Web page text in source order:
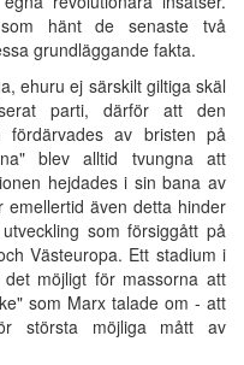
hänt de senaste två
grundläggande fakta.
ehuru ej särskilt giltiga skäl
parti, därför att den
fördärvades av bristen på
blev alltid tvungna att
hejdades i sin bana av
även detta hinder
som försiggått på
Västeuropa. Ett stadium i
möjligt för massorna att
som Marx talade om - att
största möjliga mått av